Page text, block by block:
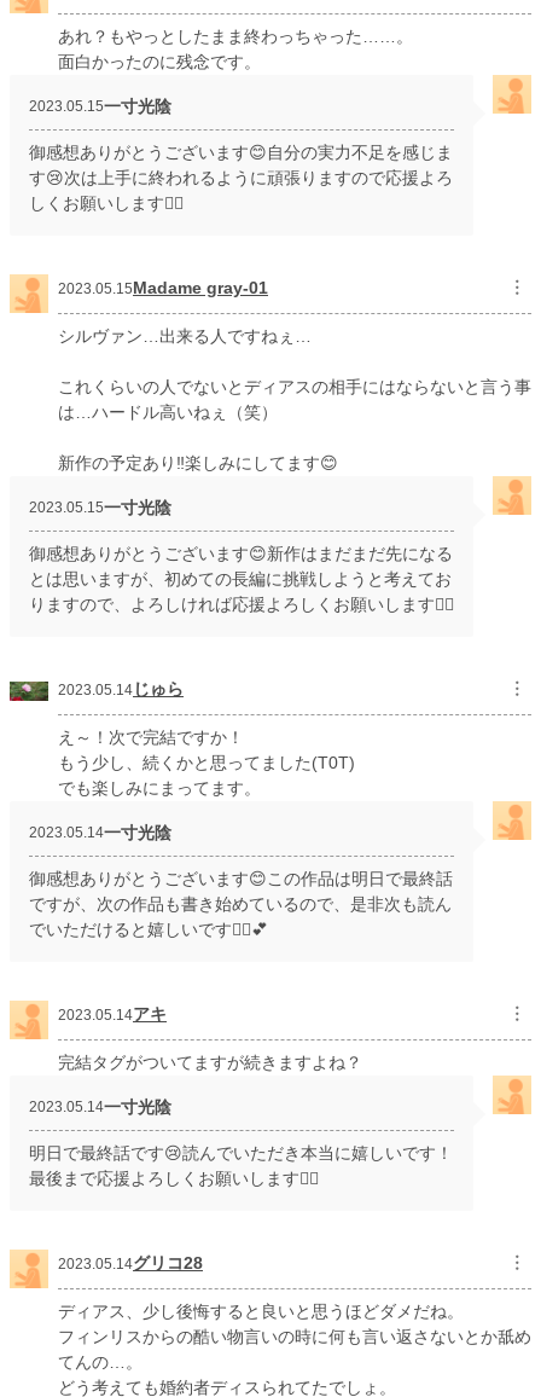
あれ？もやっとしたまま終わっちゃった……。
面白かったのに残念です。
2023.05.15一寸光陰
御感想ありがとうございます😊自分の実力不足を感じま
す😢次は上手に終われるように頑張りますので応援よろ
しくお願いします🙇‍♀️
2023.05.15Madame gray-01 ︙
シルヴァン…出来る人ですねぇ…
これくらいの人でないとディアスの相手にはならないと言う事
は…ハードル高いねぇ（笑）
新作の予定あり‼️楽しみにしてます😊
2023.05.15一寸光陰
御感想ありがとうございます😊新作はまだまだ先になる
とは思いますが、初めての長編に挑戦しようと考えてお
りますので、よろしければ応援よろしくお願いします🙇‍♀️
2023.05.14 じゅら ︙
え～！次で完結ですか！
もう少し、続くかと思ってました(T0T)
でも楽しみにまってます。
2023.05.14一寸光陰
御感想ありがとうございます😊この作品は明日で最終話
ですが、次の作品も書き始めているので、是非次も読ん
でいただけると嬉しいです🙇‍♀️💕
2023.05.14アキ ︙
完結タグがついてますが続きますよね？
2023.05.14一寸光陰
明日で最終話です😢読んでいただき本当に嬉しいです！
最後まで応援よろしくお願いします🙇‍♀️
2023.05.14グリコ28 ︙
ディアス、少し後悔すると良いと思うほどダメだね。
フィンリスからの酷い物言いの時に何も言い返さないとか舐め
てんの…。
どう考えても婚約者ディスられてたでしょ。